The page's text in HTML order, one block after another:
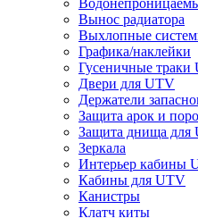
Вынос радиатора
Выхлопные
Графика/наклейки
Гусеничные траки
Двери для UTV
Держатели
Защита арок и
Защита днища
Зеркала
Интерьер кабины
Кабины для UTV
Канистры
Клатч киты